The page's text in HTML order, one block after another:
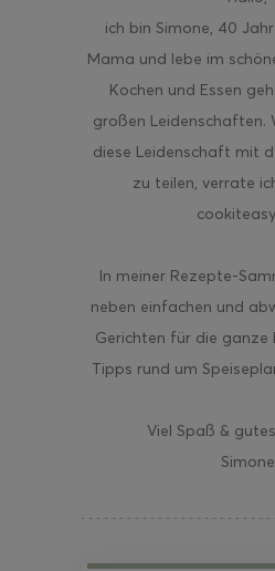
ich bin Simone, 40
Mama und lebe im
Kochen und Essen
großen Leidenschaften.
diese Leidenschaft mit
zu teilen, verrate
In meiner Rezepte-
neben einfachen und
Gerichten für die ganze
Tipps rund um
Viel Spaß &
Simone